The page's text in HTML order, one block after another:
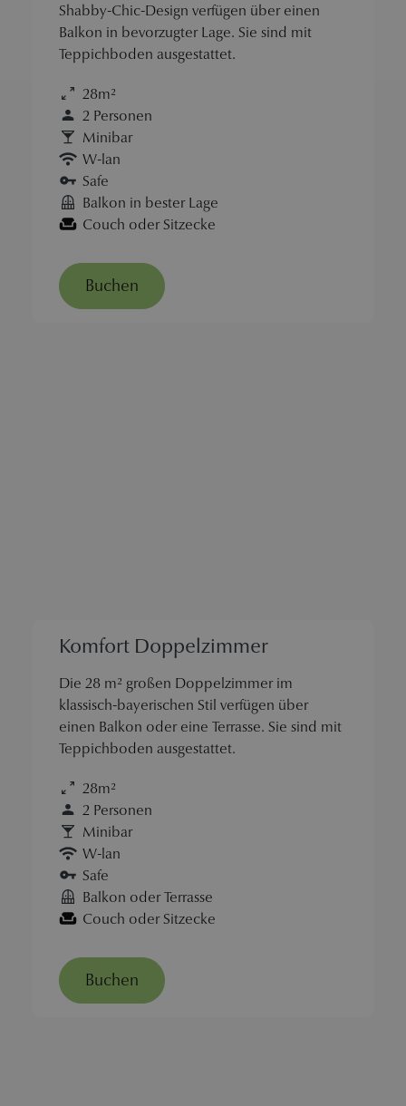
Shabby-Chic-Design verfügen über einen
Balkon in bevorzugter Lage. Sie sind mit
Teppichboden ausgestattet.
28m²
2 Personen
Minibar
W-lan
Safe
Balkon in bester Lage
Couch oder Sitzecke
Buchen
Komfort Doppelzimmer
Die 28 m² großen Doppelzimmer im
klassisch-bayerischen Stil verfügen über
einen Balkon oder eine Terrasse. Sie sind mit
Teppichboden ausgestattet.
28m²
2 Personen
Minibar
W-lan
Safe
Balkon oder Terrasse
Couch oder Sitzecke
Buchen